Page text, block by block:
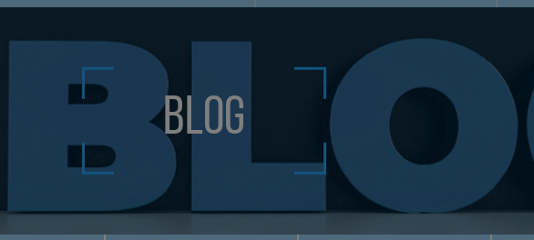
EQUIPO
ATENCIÓN PERSONALIZADA
UNIDAD DE ACOMPAÑAMIENTO
PSICOLÓGICO
SERVICIOS INTERNACIONALES
CENTRO MÉDICO TEKNON
Blog